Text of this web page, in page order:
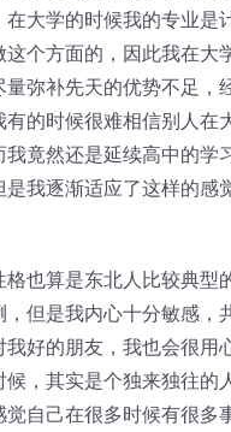
大学的时候我的专业是
这个方面的，因此我在大
量弥补先天的优势不足，
的时候很难相信别人在
我竟然还是延续高中的学
是我逐渐适应了这样的感
格也算是东北人比较典型
但是我内心十分敏感，
好的朋友，我也会很用
，其实是个独来独往的
自己在很多时候有很多